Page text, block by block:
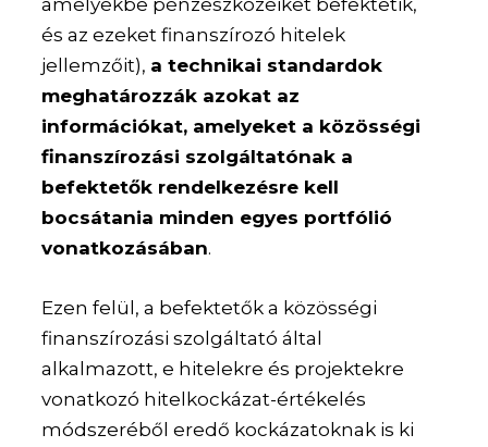
és az ezeket finanszírozó hitelek
jellemzőit), a technikai standardok
meghatározzák azokat az
információkat, amelyeket a közösségi
finanszírozási szolgáltatónak a
befektetők rendelkezésre kell
bocsátania minden egyes portfólió
vonatkozásában.
Ezen felül, a befektetők a közösségi
finanszírozási szolgáltató által
alkalmazott, e hitelekre és projektekre
vonatkozó hitelkockázat-értékelés
módszeréből eredő kockázatoknak is ki